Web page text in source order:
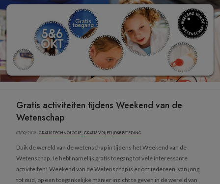
Gratis activiteiten tijdens Weekend van de
Wetenschap
07/09/2019 ·GRATIS TECHNOLOGIE, GRATIS VRIJETIJDSBESTEDING
Duik de wereld van de wetenschap in tijdens het Weekend van de
Wetenschap. Je hebt namelijk gratis toegang tot vele interessante
activiteiten! Weekend van de Wetenschap is er om iedereen, van jong
tot oud, op een toegankelijke manier inzicht te geven in de wereld van